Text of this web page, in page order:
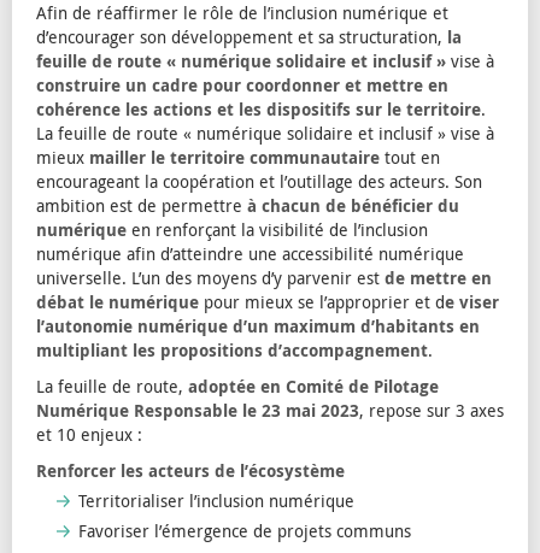
Afin de réaffirmer le rôle de l’inclusion numérique et
d’encourager son développement et sa structuration, la
feuille de route « numérique solidaire et inclusif » vise à
construire un cadre pour coordonner et mettre en
cohérence les actions et les dispositifs sur le territoire.
La feuille de route « numérique solidaire et inclusif » vise à
mieux mailler le territoire communautaire tout en
encourageant la coopération et l’outillage des acteurs. Son
ambition est de permettre à chacun de bénéficier du
numérique en renforçant la visibilité de l’inclusion
numérique afin d’atteindre une accessibilité numérique
universelle. L’un des moyens d’y parvenir est de mettre en
débat le numérique pour mieux se l’approprier et de viser
l’autonomie numérique d’un maximum d’habitants en
multipliant les propositions d’accompagnement.
La feuille de route, adoptée en Comité de Pilotage
Numérique Responsable le 23 mai 2023, repose sur 3 axes
et 10 enjeux :
Renforcer les acteurs de l’écosystème
Territorialiser l’inclusion numérique
Favoriser l’émergence de projets communs